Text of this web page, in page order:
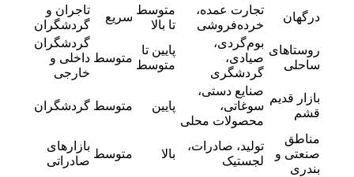
درگهان
تجارت عمده،
خرده‌فروشی
متوسط
تا بالا
سریع
تاجران و
گردشگران
روستاهای
ساحلی
بوم‌گردی،
صیادی،
گردشگری
پایین تا
متوسط
متوسط
گردشگران
داخلی و
خارجی
بازار قدیم
قشم
صنایع دستی،
سوغاتی،
محصولات محلی
پایین متوسط گردشگران
مناطق
صنعتی و
بندری
تولید، صادرات،
لجستیک
بالا متوسط
بازارهای
صادراتی